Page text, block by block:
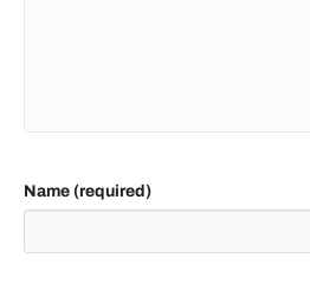
Name (required)